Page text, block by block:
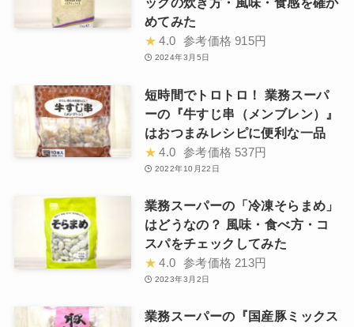
めてみた
★ 4.0 参考価格 915円
2024年3月5日
短時間でトロトロ！ 業務スーパ
ーの『牛すじ串（メンブレン）』
はおつまみレシピに便利な一品
★ 4.0 参考価格 537円
2022年10月22日
業務スーパーの「冷凍そらまめ」
はどうなの？ 風味・食べ方・コ
スパをチェックしてみた
★ 4.0 参考価格 213円
2023年3月2日
業務スーパーの『国産豚ミックス